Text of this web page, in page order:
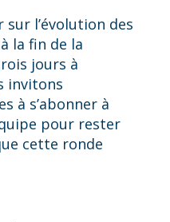
l’évolution des
la fin de la
jours à
invitons
à s’abonner à
pour rester
cette ronde